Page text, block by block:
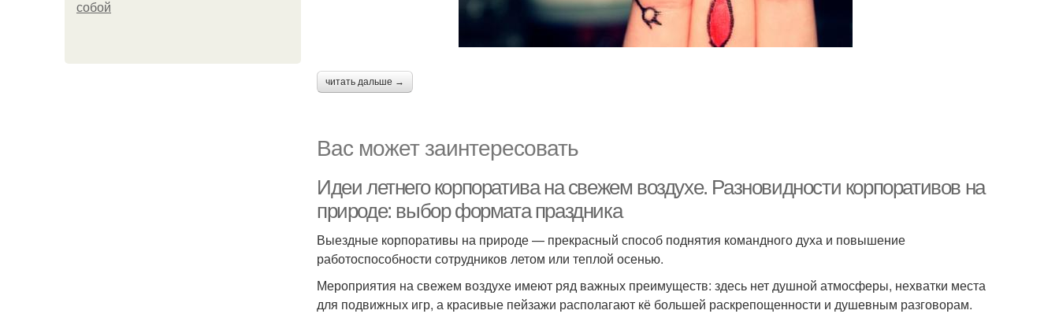
собой
читать дальше →
Вас может заинтересовать
Идеи летнего корпоратива на свежем воздухе. Разновидности корпоративов на
природе: выбор формата праздника
Выездные корпоративы на природе — прекрасный способ поднятия командного духа и повышение
работоспособности сотрудников летом или теплой осенью.
Мероприятия на свежем воздухе имеют ряд важных преимуществ: здесь нет душной атмосферы, нехватки места
для подвижных игр, а красивые пейзажи располагают кё большей раскрепощенности и душевным разговорам.